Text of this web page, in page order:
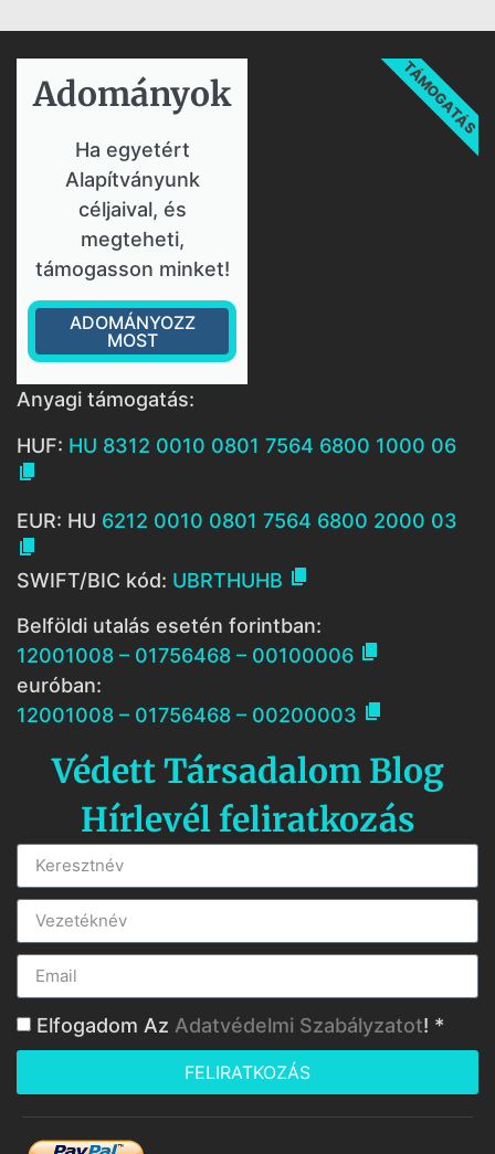
Adományok​
Ha egyetért
Alapítványunk
céljaival, és
megteheti,
támogasson minket!
ADOMÁNYOZZ
MOST
TÁMOGATÁS
Anyagi támogatás:
HUF: HU 8312 0010 0801 7564 6800 1000 06

EUR: HU 6212 0010 0801 7564 6800 2000 03

SWIFT/BIC kód: UBRTHUHB 
Belföldi utalás esetén forintban:
12001008 – 01756468 – 00100006 
euróban:
12001008 – 01756468 – 00200003 
Védett Társadalom Blog
Hírlevél feliratkozás
Elfogadom Az Adatvédelmi Szabályzatot! *
FELIRATKOZÁS